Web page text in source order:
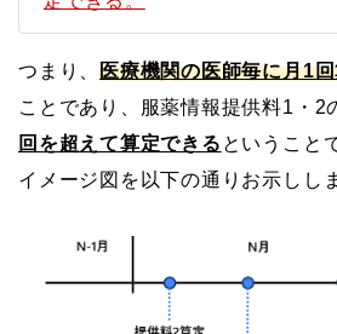
つまり、医療機関の医師毎に月1
ことであり、服薬情報提供料1・2
回を超えて算定できる ということ
イメージ図を以下の通りお示しし